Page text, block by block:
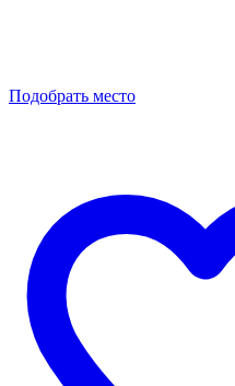
Подобрать место